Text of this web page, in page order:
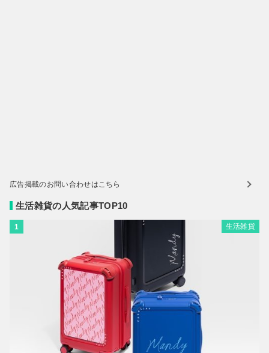
広告掲載のお問い合わせはこちら
生活雑貨の人気記事TOP10
1 生活雑貨